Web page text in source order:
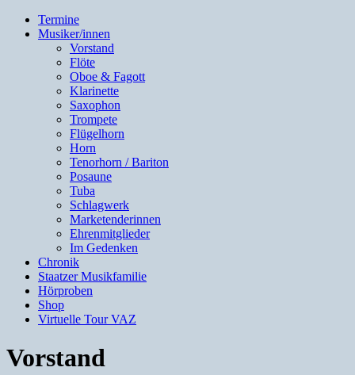
Termine
Musiker/innen
Vorstand
Flöte
Oboe & Fagott
Klarinette
Saxophon
Trompete
Flügelhorn
Horn
Tenorhorn / Bariton
Posaune
Tuba
Schlagwerk
Marketenderinnen
Ehrenmitglieder
Im Gedenken
Chronik
Staatzer Musikfamilie
Hörproben
Shop
Virtuelle Tour VAZ
Vorstand